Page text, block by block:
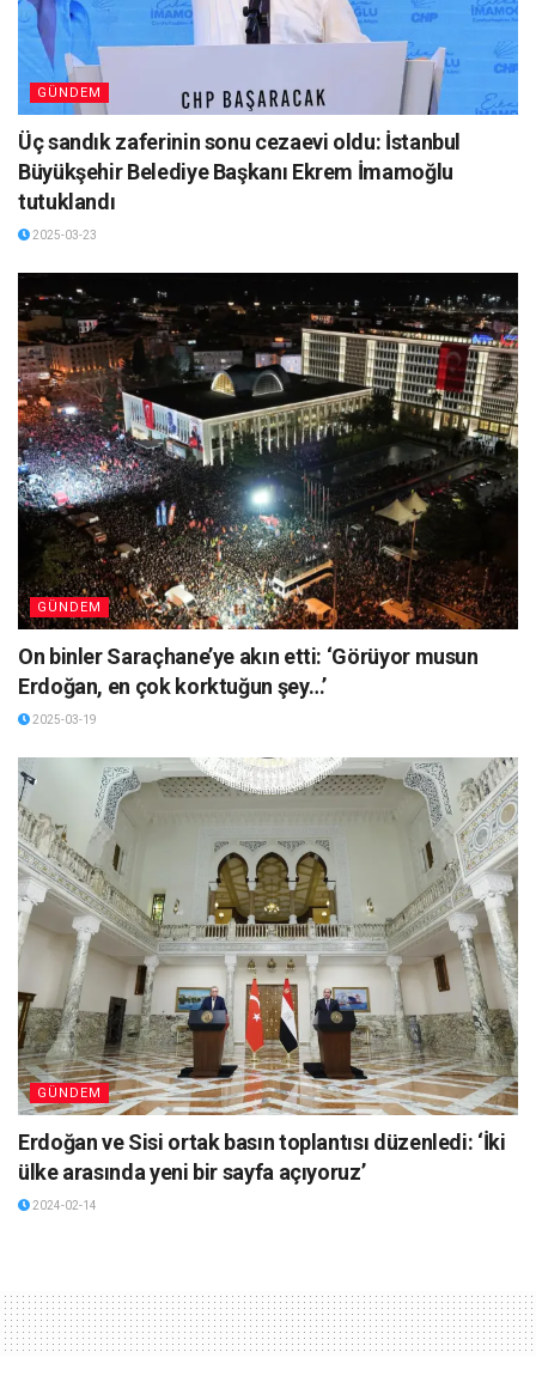
GÜNDEM
Üç sandık zaferinin sonu cezaevi oldu: İstanbul
Büyükşehir Belediye Başkanı Ekrem İmamoğlu
tutuklandı
2025-03-23
GÜNDEM
On binler Saraçhane’ye akın etti: ‘Görüyor musun
Erdoğan, en çok korktuğun şey…’
2025-03-19
GÜNDEM
Erdoğan ve Sisi ortak basın toplantısı düzenledi: ‘İki
ülke arasında yeni bir sayfa açıyoruz’
2024-02-14